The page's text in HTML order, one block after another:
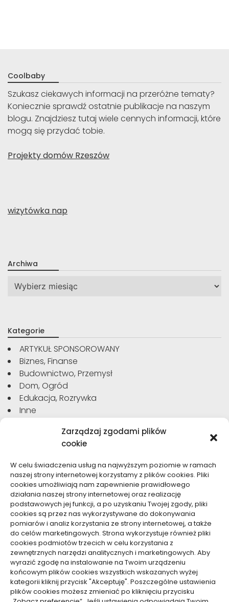
Zarządzaj zgodami plików
cookie
W celu świadczenia usług na najwyższym poziomie w ramach
naszej strony internetowej korzystamy z plików cookies. Pliki
cookies umożliwiają nam zapewnienie prawidłowego
działania naszej strony internetowej oraz realizację
podstawowych jej funkcji, a po uzyskaniu Twojej zgody, pliki
cookies są przez nas wykorzystywane do dokonywania
pomiarów i analiz korzystania ze strony internetowej, a także
do celów marketingowych. Strona wykorzystuje również pliki
cookies podmiotów trzecich w celu korzystania z
zewnętrznych narzędzi analitycznych i marketingowych. Aby
wyrazić zgodę na instalowanie na Twoim urządzeniu
końcowym plików cookies wszystkich wskazanych wyżej
kategorii kliknij przycisk "Akceptuję". Poszczególne ustawienia
plików cookies możesz zmieniać po kliknięciu przycisku
Coolbaby
Szukasz ciekawych informacji na przeróżne tematy?
Koniecznie sprawdź ostatnie publikacje na naszym
blogu. Znajdziesz tutaj wiele cennych informacji, które
mogą się przydać tobie.
Projekty domów Rzeszów
wizytówka nap
Archiwa
Archiwa
Kategorie
ARTYKUŁ SPONSOROWANY
Biznes, Finanse
Budownictwo, Przemysł
Dom, Ogród
Edukacja, Rozrywka
Inne
Motoryzacja, Transport
Sport, Turystyka
Usługi
Zdrowie, Medycyna
Dolącz do nas
Lubisz pisać teksty i chciałbyś się podzielić swoją
wiedzą z innymi? Dołącz do nas już teraz. Podziel się
swoją wiedzą z innymi.